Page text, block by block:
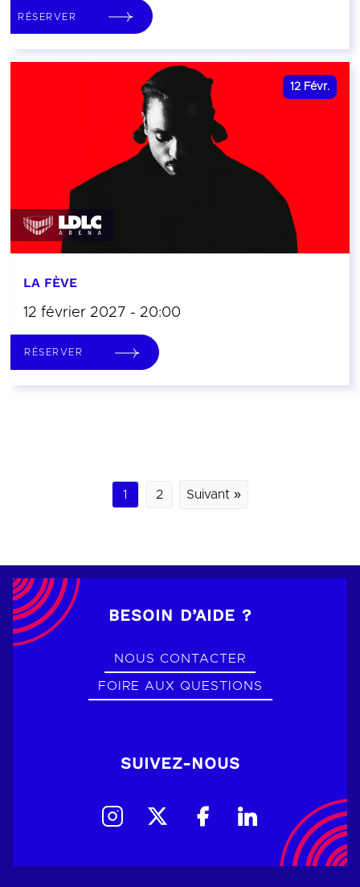
RÉSERVER
12 Févr.
LA FÈVE
12 février 2027 - 20:00
RÉSERVER
1 2 Suivant »
BESOIN D’AIDE ?
NOUS CONTACTER
FOIRE AUX QUESTIONS
SUIVEZ-NOUS